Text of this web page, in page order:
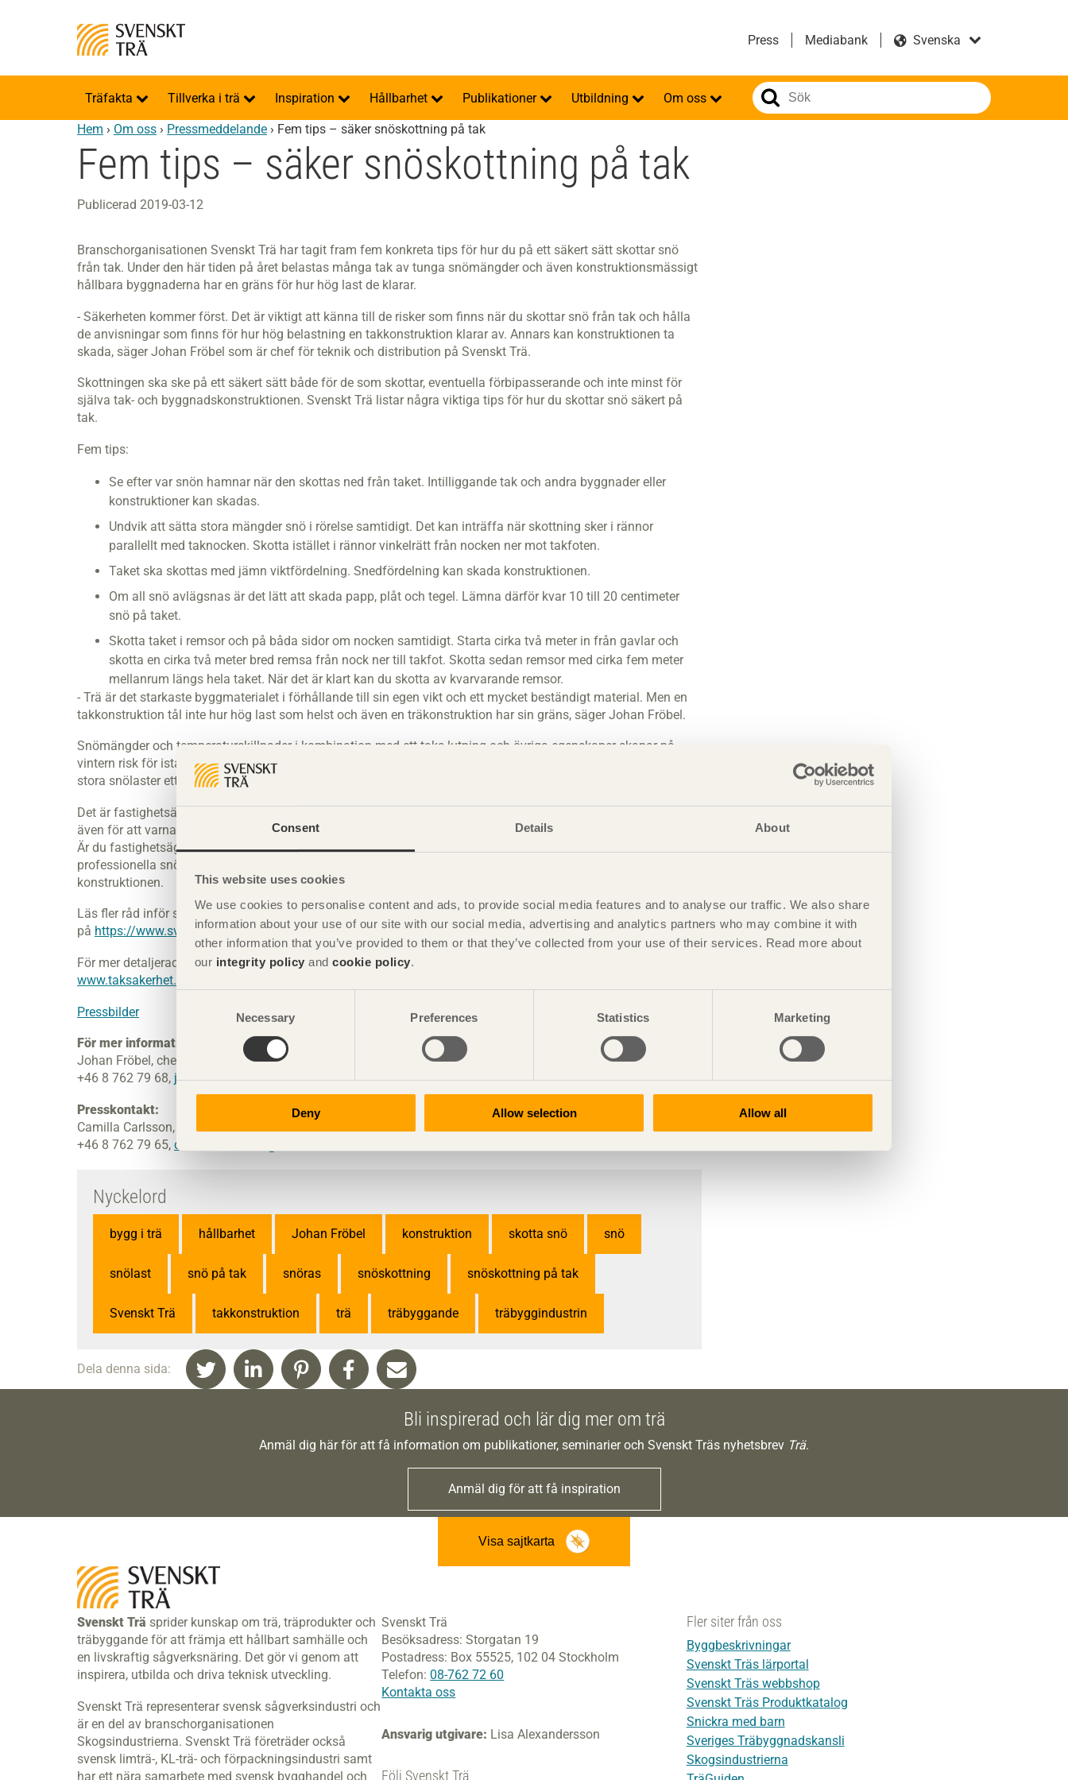
Consent Details About
This website uses cookies
We use cookies to personalise content and ads, to provide social media features and to analyse our traffic. We also share
information about your use of our site with our social media, advertising and analytics partners who may combine it with
other information that you’ve provided to them or that they’ve collected from your use of their services. Read more about
our integrity policy and cookie policy.
Necessary Preferences Statistics Marketing
Deny Allow selection Allow all
Press Mediabank
Träfakta Tillverka i trä Inspiration Hållbarhet Publikationer Utbildning Om oss
Hem › Om oss › Pressmeddelande › Fem tips – säker snöskottning på tak
Fem tips – säker snöskottning på tak
Publicerad 2019-03-12
Branschorganisationen Svenskt Trä har tagit fram fem konkreta tips för hur du på ett säkert sätt skottar snö
från tak. Under den här tiden på året belastas många tak av tunga snömängder och även konstruktionsmässigt
hållbara byggnaderna har en gräns för hur hög last de klarar.
- Säkerheten kommer först. Det är viktigt att känna till de risker som finns när du skottar snö från tak och hålla
de anvisningar som finns för hur hög belastning en takkonstruktion klarar av. Annars kan konstruktionen ta
skada, säger Johan Fröbel som är chef för teknik och distribution på Svenskt Trä.
Skottningen ska ske på ett säkert sätt både för de som skottar, eventuella förbipasserande och inte minst för
själva tak- och byggnadskonstruktionen. Svenskt Trä listar några viktiga tips för hur du skottar snö säkert på
tak.
Fem tips:
Se efter var snön hamnar när den skottas ned från taket. Intilliggande tak och andra byggnader eller
konstruktioner kan skadas.
Undvik att sätta stora mängder snö i rörelse samtidigt. Det kan inträffa när skottning sker i rännor
parallellt med taknocken. Skotta istället i rännor vinkelrätt från nocken ner mot takfoten.
Taket ska skottas med jämn viktfördelning. Snedfördelning kan skada konstruktionen.
Om all snö avlägsnas är det lätt att skada papp, plåt och tegel. Lämna därför kvar 10 till 20 centimeter
snö på taket.
Skotta taket i remsor och på båda sidor om nocken samtidigt. Starta cirka två meter in från gavlar och
skotta en cirka två meter bred remsa från nock ner till takfot. Skotta sedan remsor med cirka fem meter
mellanrum längs hela taket. När det är klart kan du skotta av kvarvarande remsor.
- Trä är det starkaste byggmaterialet i förhållande till sin egen vikt och ett mycket beständigt material. Men en
takkonstruktion tål inte hur hög last som helst och även en träkonstruktion har sin gräns, säger Johan Fröbel.
Snömängder och temperaturskillnader i kombination med ett taks lutning och övriga egenskaper skapar på
vintern risk för istappar och snöras. Det är Boverkets konstruktionsregler, EKS 10 (BFS 2015:6) som reglerar hur
stora snölaster ett tak ska tåla.
Det är fastighetsägarens ansvar att bevaka och bedöma när ett tak behöver skottas. Fastighetsägaren ansvarar
även för att varna för nerfallande snö och is från taket genom att sätta upp avspärrningar och varningsskyltar.
Är du fastighetsägare och osäker på hur takskottningen ska genomföras på ett säkert sätt bör du anlita
professionella snöröjare. De vet hur ett tak ska skottas både för att undvika olyckor och för att inte äventyra
konstruktionen.
Läs fler råd inför snöröjning av tak, samt en rekommenderad beräkningsmetod för snötyngd på tak
på https://www.svenskttra.se/om-tra/snoskottning-fran-tak/.
För mer detaljerad information rekommenderas Boverket,www.boverket.se
www.taksakerhet.se
Pressbilder
För mer information:
Johan Fröbel, chef teknik och distribution, Svenskt Trä
+46 8 762 79 68, johan.frobel@svenskttra.se
Presskontakt:
Camilla Carlsson, kommunikationschef, Svenskt Trä
+46 8 762 79 65, camilla.carlsson@svenskttra.se
Nyckelord
bygg i trä hållbarhet Johan Fröbel konstruktion skotta snö snö
snölast snö på tak snöras snöskottning snöskottning på tak
Svenskt Trä takkonstruktion trä träbyggande träbyggindustrin
Dela denna sida:
Bli inspirerad och lär dig mer om trä
Anmäl dig här för att få information om publikationer, seminarier och Svenskt Träs nyhetsbrev Trä.
Anmäl dig för att få inspiration
Visa sajtkarta
Svenskt Trä sprider kunskap om trä, träprodukter och
träbyggande för att främja ett hållbart samhälle och
en livskraftig sågverksnäring. Det gör vi genom att
inspirera, utbilda och driva teknisk utveckling.
Svenskt Trä representerar svensk sågverksindustri och
är en del av branschorganisationen
Skogsindustrierna. Svenskt Trä företräder också
svensk limträ-, KL-trä- och förpackningsindustri samt
har ett nära samarbete med svensk bygghandel och
Svenskt Trä
Besöksadress: Storgatan 19
Postadress: Box 55525, 102 04 Stockholm
Telefon: 08-762 72 60
Kontakta oss
Ansvarig utgivare: Lisa Alexandersson
Följ Svenskt Trä
Fler siter från oss
Byggbeskrivningar
Svenskt Träs lärportal
Svenskt Träs webbshop
Svenskt Träs Produktkatalog
Snickra med barn
Sveriges Träbyggnadskansli
Skogsindustrierna